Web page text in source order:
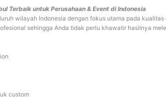
Terbaik untuk Perusahaan & Event di Indonesia
wilayah Indonesia dengan fokus utama pada
sehingga Anda tidak perlu khawatir hasilnya
custom